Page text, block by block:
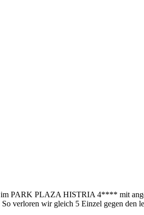
PARK PLAZA HISTRIA 4**** mit
verloren wir gleich 5 Einzel gegen